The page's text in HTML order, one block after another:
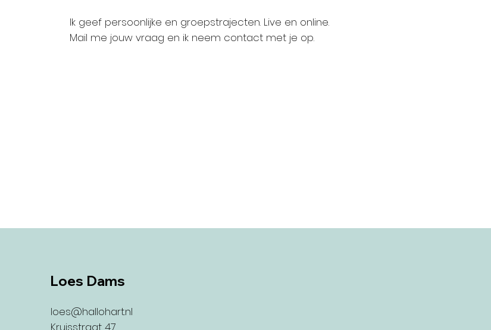
Ik geef persoonlijke en groepstrajecten. Live en online.
Mail me jouw vraag en ik neem contact met je op.
Loes Dams
loes@hallohart.nl
Kruisstraat 47